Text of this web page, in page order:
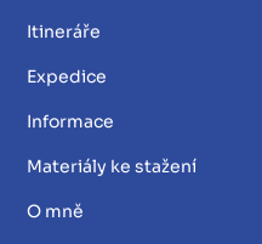
Itineráře
Expedice
Informace
Materiály ke stažení
O mně